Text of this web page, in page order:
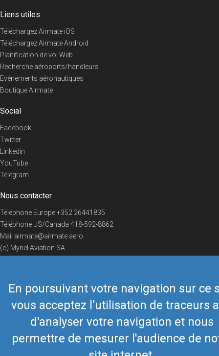
En poursuivant votre navigation sur ce
vous acceptez l’utilisation de traceurs
d'analyser votre navigation et nous
permettre de mesurer l'audience de
Liens utiles
Téléchargez Airmate iOS
Téléchargez Airmate Android
Planification de vol Web
Recherche aéroports/handleurs
Evénements aéronautiques
Boutique Airmate
Social
Facebook
Twitter
Linkedin
YouTube
Telegram
Nous contacter
Téléphone Europe+352 26441835
Téléphone US/Canada 418-592-8862
Mail airmate@airmate.aero
(c) Myriel Aviation SA
© 2019 Airmate -Conditions d'utilisation- Vie privée Back to top